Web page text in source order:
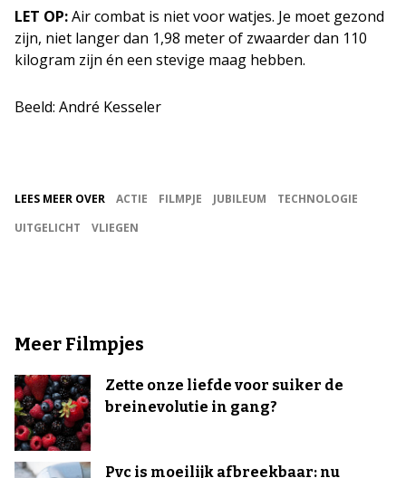
LET OP:Air combat is niet voor watjes. Je moet gezond
zijn, niet langer dan 1,98 meter of zwaarder dan 110
kilogram zijn én een stevige maag hebben.
Beeld: André Kesseler
LEES MEER OVER ACTIE FILMPJE JUBILEUM
TECHNOLOGIE
UITGELICHT
VLIEGEN
Meer Filmpjes
Zette onze liefde voor suiker de
breinevolutie in gang?
Pvc is moeilijk afbreekbaar: nu